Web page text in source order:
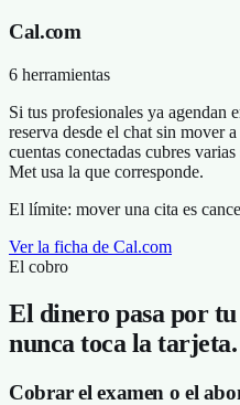
Cal.com
6 herramientas
Si tus profesionales ya agendan
reserva desde el chat sin mover
cuentas conectadas cubres
Met usa la que corresponde.
El límite: mover una cita es
Ver la ficha de Cal.com
El cobro
El dinero pasa por
nunca toca la tarjeta.
Cobrar el examen o el